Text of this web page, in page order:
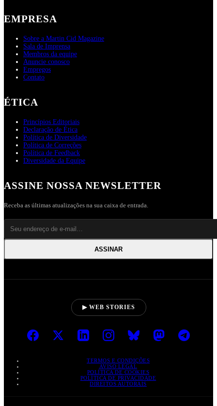
EMPRESA
Sobre a Martin Cid Magazine
Sala de Imprensa
Membros da equipe
Anuncie conosco
Empregos
Contato
ÉTICA
Princípios Editoriais
Declaração de Ética
Política de Diversidade
Política de Correções
Política de Feedback
Diversidade da Equipe
ASSINE NOSSA NEWSLETTER
Receba as últimas atualizações na sua caixa de entrada.
ASSINAR
▶ WEB STORIES
TERMOS E CONDIÇÕES
AVISO LEGAL
POLÍTICA DE COOKIES
POLÍTICA DE PRIVACIDADE
DIREITOS AUTORAIS